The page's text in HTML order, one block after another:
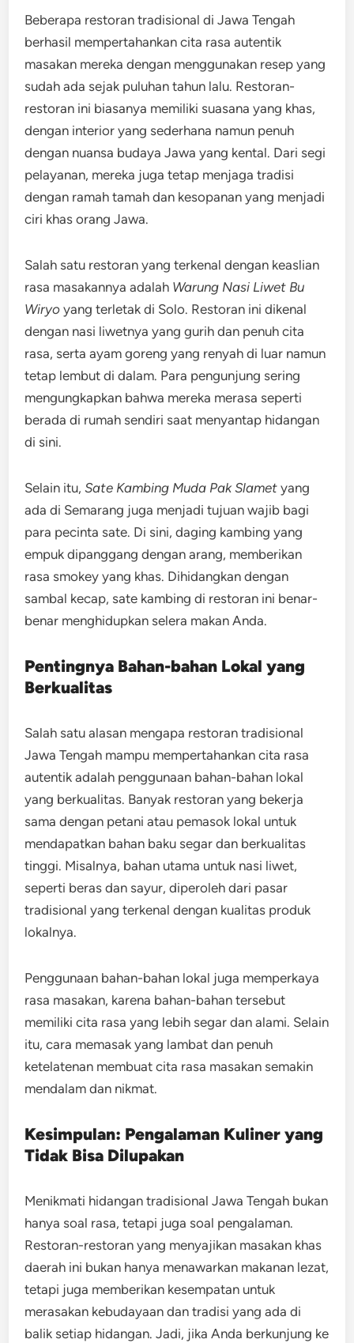
Beberapa restoran tradisional di Jawa Tengah
berhasil mempertahankan cita rasa autentik
masakan mereka dengan menggunakan resep yang
sudah ada sejak puluhan tahun lalu. Restoran-
restoran ini biasanya memiliki suasana yang khas,
dengan interior yang sederhana namun penuh
dengan nuansa budaya Jawa yang kental. Dari segi
pelayanan, mereka juga tetap menjaga tradisi
dengan ramah tamah dan kesopanan yang menjadi
ciri khas orang Jawa.
Salah satu restoran yang terkenal dengan keaslian
rasa masakannya adalah Warung Nasi Liwet Bu
Wiryo yang terletak di Solo. Restoran ini dikenal
dengan nasi liwetnya yang gurih dan penuh cita
rasa, serta ayam goreng yang renyah di luar namun
tetap lembut di dalam. Para pengunjung sering
mengungkapkan bahwa mereka merasa seperti
berada di rumah sendiri saat menyantap hidangan
di sini.
Selain itu,Sate Kambing Muda Pak Slamet yang
ada di Semarang juga menjadi tujuan wajib bagi
para pecinta sate. Di sini, daging kambing yang
empuk dipanggang dengan arang, memberikan
rasa smokey yang khas. Dihidangkan dengan
sambal kecap, sate kambing di restoran ini benar-
benar menghidupkan selera makan Anda.
Pentingnya Bahan-bahan Lokal yang
Berkualitas
Salah satu alasan mengapa restoran tradisional
Jawa Tengah mampu mempertahankan cita rasa
autentik adalah penggunaan bahan-bahan lokal
yang berkualitas. Banyak restoran yang bekerja
sama dengan petani atau pemasok lokal untuk
mendapatkan bahan baku segar dan berkualitas
tinggi. Misalnya, bahan utama untuk nasi liwet,
seperti beras dan sayur, diperoleh dari pasar
tradisional yang terkenal dengan kualitas produk
lokalnya.
Penggunaan bahan-bahan lokal juga memperkaya
rasa masakan, karena bahan-bahan tersebut
memiliki cita rasa yang lebih segar dan alami. Selain
itu, cara memasak yang lambat dan penuh
ketelatenan membuat cita rasa masakan semakin
mendalam dan nikmat.
Kesimpulan: Pengalaman Kuliner yang
Tidak Bisa Dilupakan
Menikmati hidangan tradisional Jawa Tengah bukan
hanya soal rasa, tetapi juga soal pengalaman.
Restoran-restoran yang menyajikan masakan khas
daerah ini bukan hanya menawarkan makanan lezat,
tetapi juga memberikan kesempatan untuk
merasakan kebudayaan dan tradisi yang ada di
balik setiap hidangan. Jadi, jika Anda berkunjung ke